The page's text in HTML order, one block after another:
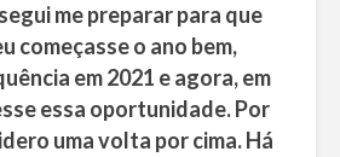
me preparar para que
começasse o ano bem,
em 2021 e agora, em
essa oportunidade. Por
uma volta por cima. Há